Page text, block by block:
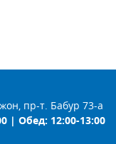
пр-т. Бабур 73-а
| Обед: 12:00-13:00